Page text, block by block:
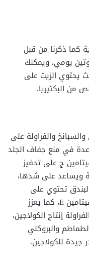
كما ذكرنا من قبل
يومي، ويمكنك
يحتوي الزيت على
من البكتيريا.
والفراولة على
في منع جفاف الجلد
ج على تحفيز
ويساعد على شدها،
تحتوي على
الدهون الصحية، حيث أنها تحتوي على فيتامين E، كما يعزز
إنتاج الكولاجين،
والبروكلي
جيدة للكولاجين.